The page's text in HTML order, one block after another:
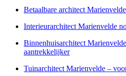
Betaalbare architect Marienvelde
Interieurarchitect Marienvelde
Binnenhuisarchitect
aantrekkelijker
Tuinarchitect Marienvelde –